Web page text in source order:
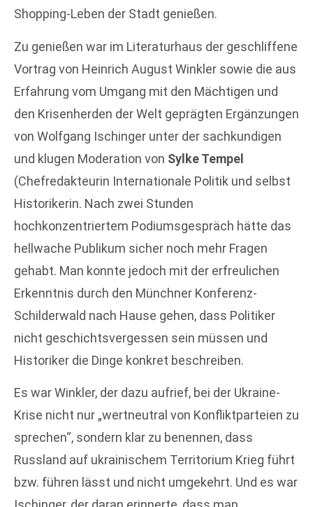
Shopping-Leben der Stadt genießen.
Zu genießen war im Literaturhaus der geschliffene
Vortrag von Heinrich August Winkler sowie die aus
Erfahrung vom Umgang mit den Mächtigen und
den Krisenherden der Welt geprägten Ergänzungen
von Wolfgang Ischinger unter der sachkundigen
und klugen Moderation von Sylke Tempel
(Chefredakteurin Internationale Politik und selbst
Historikerin. Nach zwei Stunden
hochkonzentriertem Podiumsgespräch hätte das
hellwache Publikum sicher noch mehr Fragen
gehabt. Man konnte jedoch mit der erfreulichen
Erkenntnis durch den Münchner Konferenz-
Schilderwald nach Hause gehen, dass Politiker
nicht geschichtsvergessen sein müssen und
Historiker die Dinge konkret beschreiben.
Es war Winkler, der dazu aufrief, bei der Ukraine-
Krise nicht nur „wertneutral von Konfliktparteien zu
sprechen“, sondern klar zu benennen, dass
Russland auf ukrainischem Territorium Krieg führt
bzw. führen lässt und nicht umgekehrt. Und es war